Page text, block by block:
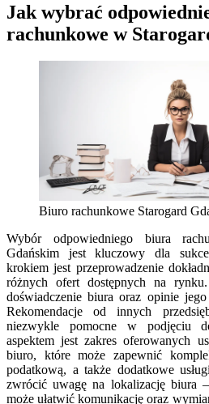
Jak wybrać
rachunkowe w
Biuro rachunkowe Starogard
Wybór odpowiedniego biura
Gdańskim jest kluczowy dla
krokiem jest przeprowadzenie
różnych ofert dostępnych na
doświadczenie biura oraz opinie
Rekomendacje od innych
niezwykle pomocne w podjęciu
aspektem jest zakres oferowanych
biuro, które może zapewnić
podatkową, a także dodatkowe
zwrócić uwagę na lokalizację biura
może ułatwić komunikację oraz